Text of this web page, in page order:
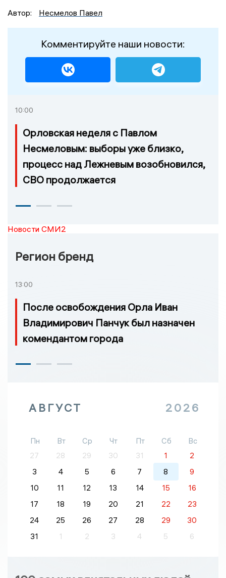
Автор:
Несмелов Павел
Комментируйте наши новости:
10:00
Орловская неделя с Павлом
Несмеловым: выборы уже близко,
процесс над Лежневым возобновился,
СВО продолжается
Новости СМИ2
Регион бренд
13:00
После освобождения Орла Иван
Владимирович Панчук был назначен
комендантом города
АВГУСТ 2026
Пн Вт Ср Чт Пт Сб
Вс
27
28 29 30 31 1
2
3
4 5 6 7 8
9
10
11 12 13 14 15
16
17
18 19 20 21 22
23
24
25 26 27 28 29
30
31
1 2 3 4 5 6